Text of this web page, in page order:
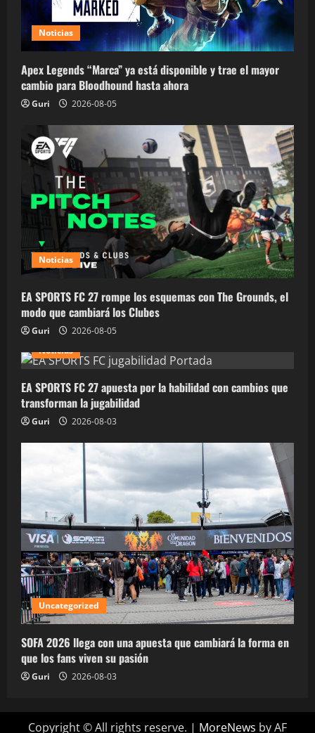
Noticias
Apex Legends “Marca” ya está disponible y trae el mayor
cambio para Bloodhound hasta ahora
Guri 2026-08-05
Noticias
EA SPORTS FC 27 rompe los esquemas con The Grounds, el
modo que cambiará los Clubes
Guri
2026-08-05
Noticias
EA SPORTS FC 27 apuesta por la habilidad con cambios que
transforman la jugabilidad
Guri 2026-08-03
Uncategorized
SOFA 2026 llega con una apuesta que cambiará la forma en
que los fans viven su pasión
Guri 2026-08-03
Copyright © All rights reserve. | MoreNews by AF